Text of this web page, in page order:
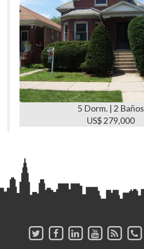
5 Dorm. | 2 Baños
US$ 279,000